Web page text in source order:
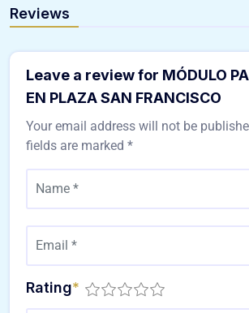
Reviews
Leave a review for MÓDULO
EN PLAZA SAN FRANCISCO
Your email address will not be
fields are marked *
Rating*